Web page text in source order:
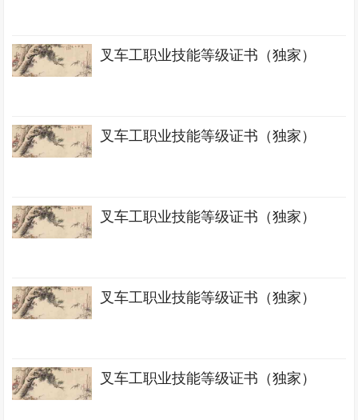
叉车工职业技能等级证书（独家）
叉车工职业技能等级证书（独家）
叉车工职业技能等级证书（独家）
叉车工职业技能等级证书（独家）
叉车工职业技能等级证书（独家）